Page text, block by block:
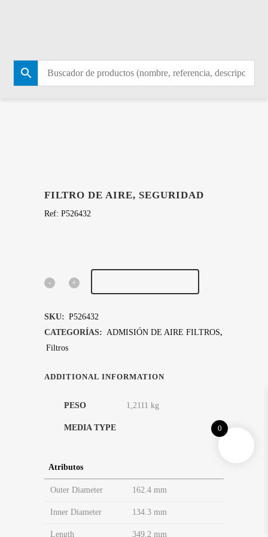
FILTRO DE AIRE, SEGURIDAD
Ref: P526432
FILTRO
SEGURIDAD
SKU: P526432
CATEGORÍAS: ADMISIÓN DE AIRE FILTROS,
Filtros
ADDITIONAL INFORMATION
PESO 1,2111 kg
MEDIA TYPE
Atributos
Outer Diameter 162.4 mm
Inner Diameter 134.3 mm
Length 349.2 mm
0